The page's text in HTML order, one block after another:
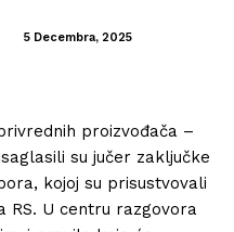
5 Decembra, 2025
proizvođača –
su jučer zaključke
kojoj su prisustvovali
RS. U centru razgovora